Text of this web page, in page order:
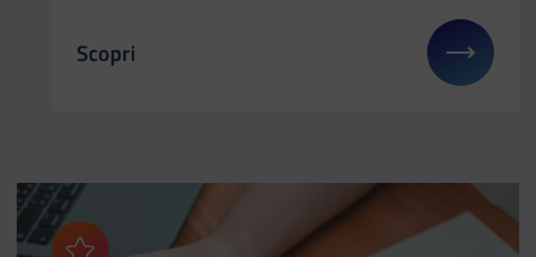
Il link ti porterà ad avere maggiori dettagli su: Il
Scopri